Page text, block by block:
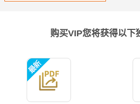
购买VIP您将获得以下